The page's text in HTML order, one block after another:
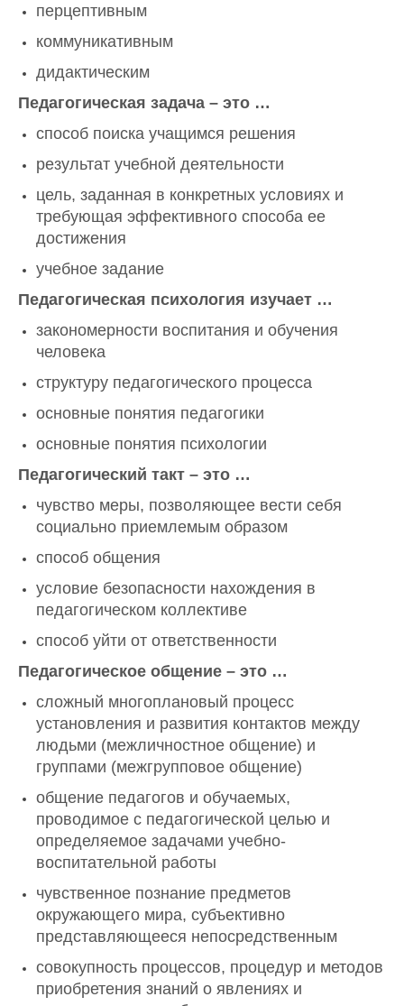
перцептивным
коммуникативным
дидактическим
Педагогическая задача – это …
способ поиска учащимся решения
результат учебной деятельности
цель, заданная в конкретных условиях и
требующая эффективного способа ее
достижения
учебное задание
Педагогическая психология изучает …
закономерности воспитания и обучения
человека
структуру педагогического процесса
основные понятия педагогики
основные понятия психологии
Педагогический такт – это …
чувство меры, позволяющее вести себя
социально приемлемым образом
способ общения
условие безопасности нахождения в
педагогическом коллективе
способ уйти от ответственности
Педагогическое общение – это …
сложный многоплановый процесс
установления и развития контактов между
людьми (межличностное общение) и
группами (межгрупповое общение)
общение педагогов и обучаемых,
проводимое с педагогической целью и
определяемое задачами учебно-
воспитательной работы
чувственное познание предметов
окружающего мира, субъективно
представляющееся непосредственным
совокупность процессов, процедур и методов
приобретения знаний о явлениях и